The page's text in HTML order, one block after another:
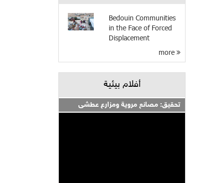
Bedouin Communities
in the Face of Forced
Displacement
أفلام بيئية
تحقيق: مصانع مروية ومزارع عطشى